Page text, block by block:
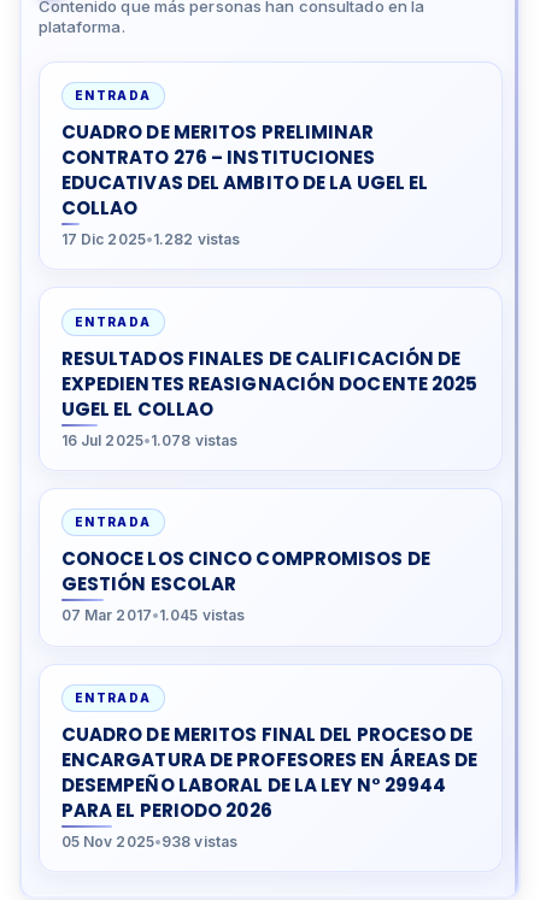
Contenido que más personas han consultado en la
plataforma.
ENTRADA
CUADRO DE MERITOS PRELIMINAR
CONTRATO 276 – INSTITUCIONES
EDUCATIVAS DEL AMBITO DE LA UGEL EL
COLLAO
17 Dic 2025•1.282 vistas
ENTRADA
RESULTADOS FINALES DE CALIFICACIÓN DE
EXPEDIENTES REASIGNACIÓN DOCENTE 2025
UGEL EL COLLAO
16 Jul 2025•1.078 vistas
ENTRADA
CONOCE LOS CINCO COMPROMISOS DE
GESTIÓN ESCOLAR
07 Mar 2017•1.045 vistas
ENTRADA
CUADRO DE MERITOS FINAL DEL PROCESO DE
ENCARGATURA DE PROFESORES EN ÁREAS DE
DESEMPEÑO LABORAL DE LA LEY N° 29944
PARA EL PERIODO 2026
05 Nov 2025•938 vistas